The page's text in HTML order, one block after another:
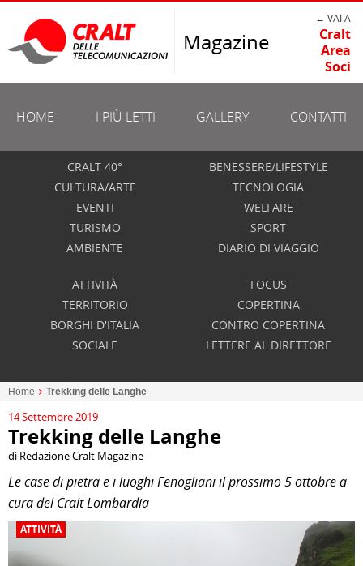
Magazine
← VAI A
Cralt
Area
Soci
HOME I PIÙ LETTI GALLERY CONTATTI
CRALT 40°
CULTURA/ARTE
EVENTI
TURISMO
AMBIENTE
BENESSERE/LIFESTYLE
TECNOLOGIA
WELFARE
SPORT
DIARIO DI VIAGGIO
ATTIVITÀ
TERRITORIO
BORGHI D'ITALIA
SOCIALE
FOCUS
COPERTINA
CONTRO COPERTINA
LETTERE AL DIRETTORE
Home Trekking delle Langhe
14 Settembre 2019
Trekking delle Langhe
di Redazione Cralt Magazine
Le case di pietra e i luoghi Fenogliani il prossimo 5 ottobre a
cura del Cralt Lombardia
ATTIVITÀ